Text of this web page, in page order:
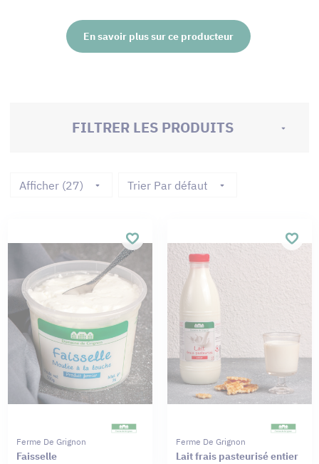
En savoir plus sur ce producteur
FILTRER LES PRODUITS
Afficher (27) Trier Par défaut
Ferme De Grignon
Faisselle
Ferme De Grignon
Lait frais pasteurisé entier